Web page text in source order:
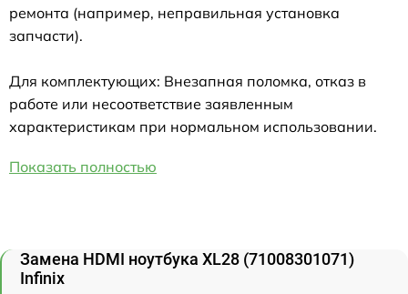
ремонта (например, неправильная установка
запчасти).
Для комплектующих: Внезапная поломка, отказ в
работе или несоответствие заявленным
характеристикам при нормальном использовании.
Показать полностью
Замена HDMI ноутбука XL28 (71008301071)
Infinix